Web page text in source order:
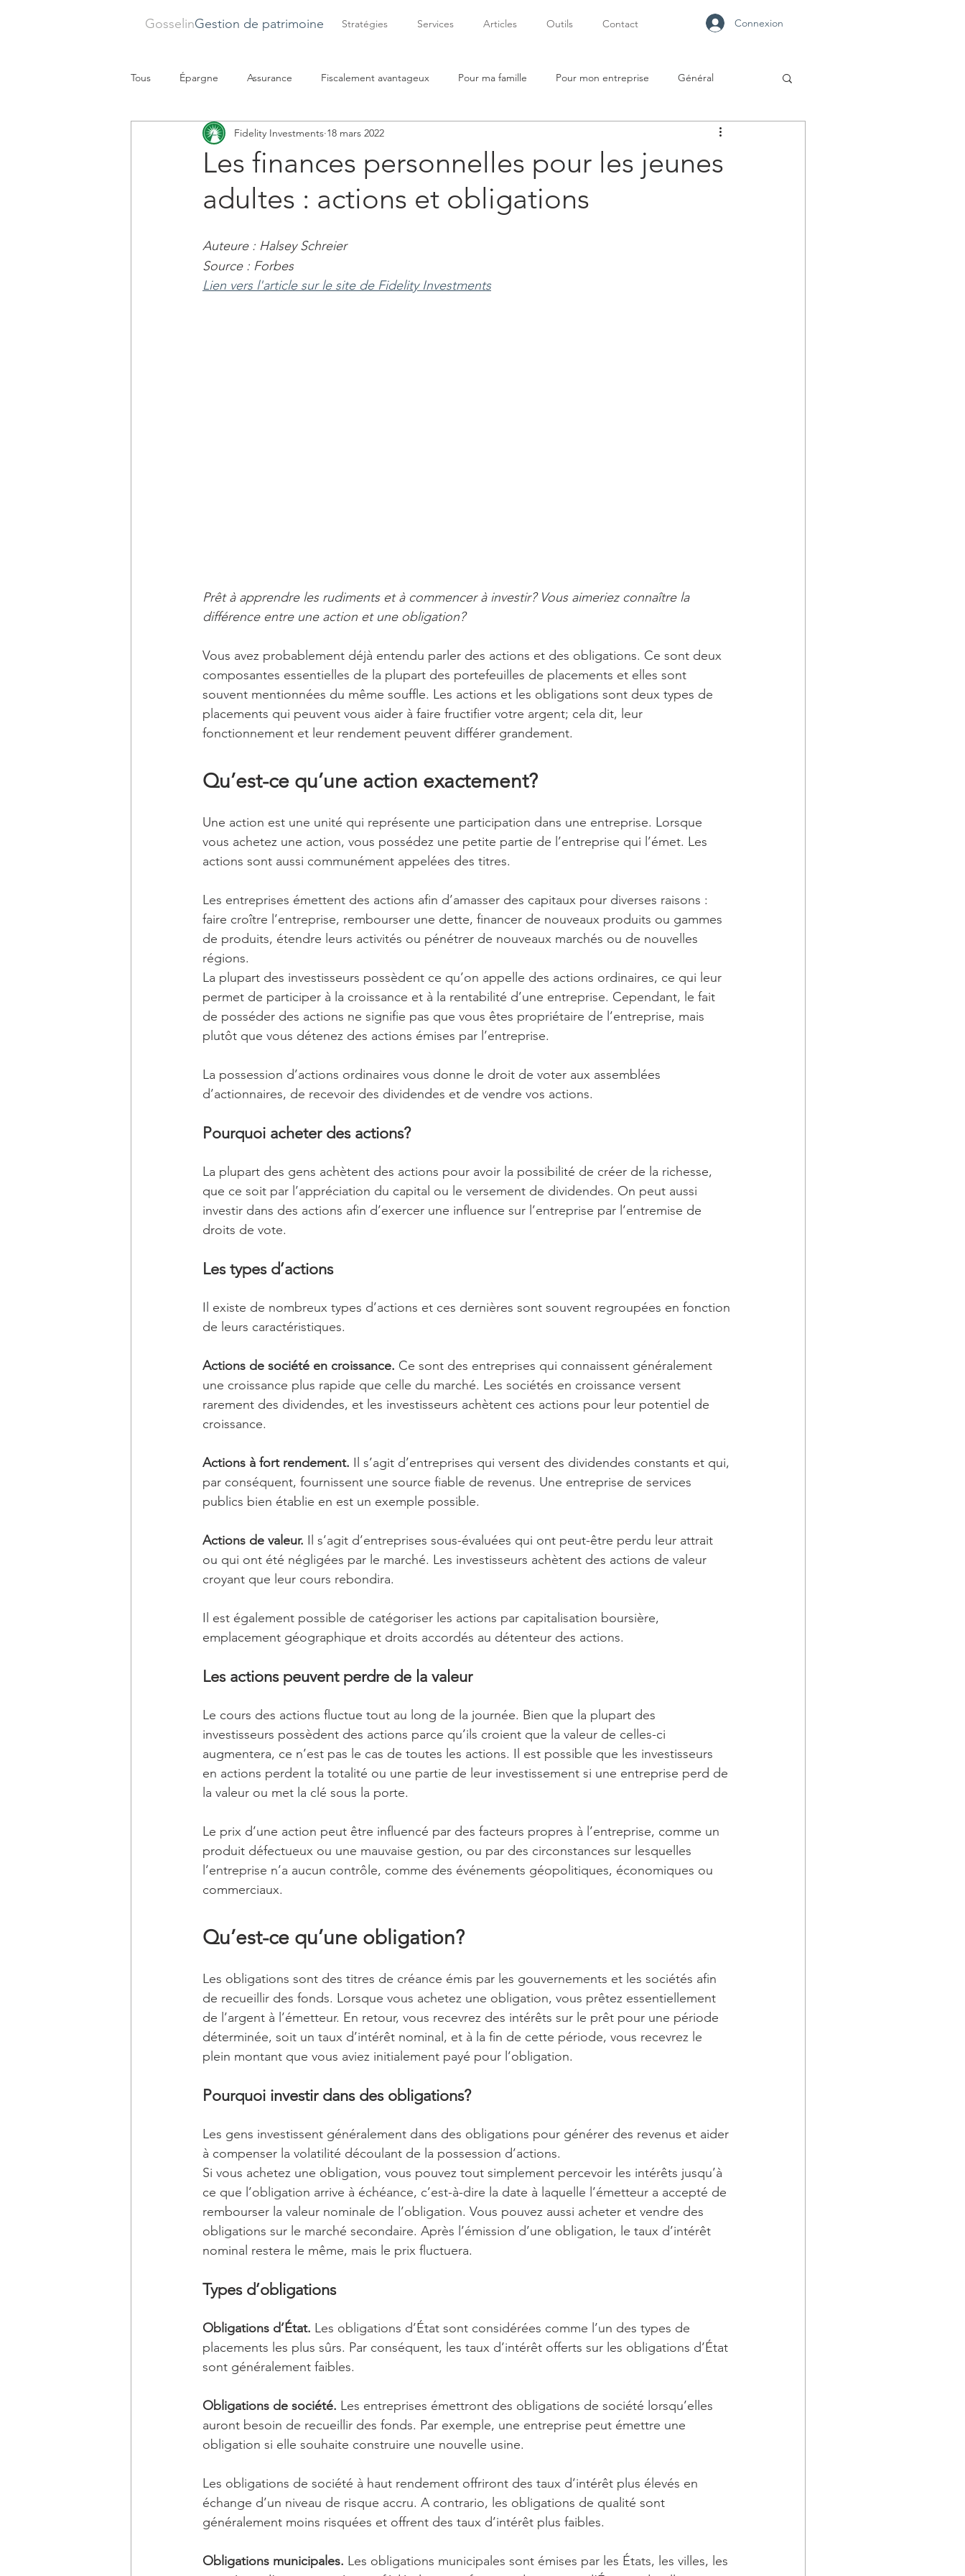
GosselinGestion de patrimoine Stratégies Services Articles Outils Contact Connexion
Tous Épargne Assurance Fiscalement avantageux Pour ma famille Pour mon entreprise Général
Les finances personnelles pour les jeunes
adultes : actions et obligations
Fidelity Investments 18 mars 2022
Auteure : Halsey Schreier
Source : Forbes
Lien vers l'article sur le site de Fidelity Investments
Prêt à apprendre les rudiments et à commencer à investir? Vous aimeriez connaître la
différence entre une action et une obligation?
Vous avez probablement déjà entendu parler des actions et des obligations. Ce sont deux
composantes essentielles de la plupart des portefeuilles de placements et elles sont
souvent mentionnées du même souffle. Les actions et les obligations sont deux types de
placements qui peuvent vous aider à faire fructifier votre argent; cela dit, leur
fonctionnement et leur rendement peuvent différer grandement.
Qu’est-ce qu’une action exactement?
Une action est une unité qui représente une participation dans une entreprise. Lorsque
vous achetez une action, vous possédez une petite partie de l’entreprise qui l’émet. Les
actions sont aussi communément appelées des titres.
Les entreprises émettent des actions afin d’amasser des capitaux pour diverses raisons :
faire croître l’entreprise, rembourser une dette, financer de nouveaux produits ou gammes
de produits, étendre leurs activités ou pénétrer de nouveaux marchés ou de nouvelles
régions.
La plupart des investisseurs possèdent ce qu’on appelle des actions ordinaires, ce qui leur
permet de participer à la croissance et à la rentabilité d’une entreprise. Cependant, le fait
de posséder des actions ne signifie pas que vous êtes propriétaire de l’entreprise, mais
plutôt que vous détenez des actions émises par l’entreprise.
La possession d’actions ordinaires vous donne le droit de voter aux assemblées
d’actionnaires, de recevoir des dividendes et de vendre vos actions.
Pourquoi acheter des actions?
La plupart des gens achètent des actions pour avoir la possibilité de créer de la richesse,
que ce soit par l’appréciation du capital ou le versement de dividendes. On peut aussi
investir dans des actions afin d’exercer une influence sur l’entreprise par l’entremise de
droits de vote.
Les types d’actions
Il existe de nombreux types d’actions et ces dernières sont souvent regroupées en fonction
de leurs caractéristiques.
Actions de société en croissance. Ce sont des entreprises qui connaissent généralement
une croissance plus rapide que celle du marché. Les sociétés en croissance versent
rarement des dividendes, et les investisseurs achètent ces actions pour leur potentiel de
croissance.
Actions à fort rendement. Il s’agit d’entreprises qui versent des dividendes constants et qui,
par conséquent, fournissent une source fiable de revenus. Une entreprise de services
publics bien établie en est un exemple possible.
Actions de valeur. Il s’agit d’entreprises sous-évaluées qui ont peut-être perdu leur attrait
ou qui ont été négligées par le marché. Les investisseurs achètent des actions de valeur
croyant que leur cours rebondira.
Il est également possible de catégoriser les actions par capitalisation boursière,
emplacement géographique et droits accordés au détenteur des actions.
Les actions peuvent perdre de la valeur
Le cours des actions fluctue tout au long de la journée. Bien que la plupart des
investisseurs possèdent des actions parce qu’ils croient que la valeur de celles-ci
augmentera, ce n’est pas le cas de toutes les actions. Il est possible que les investisseurs
en actions perdent la totalité ou une partie de leur investissement si une entreprise perd de
la valeur ou met la clé sous la porte.
Le prix d’une action peut être influencé par des facteurs propres à l’entreprise, comme un
produit défectueux ou une mauvaise gestion, ou par des circonstances sur lesquelles
l’entreprise n’a aucun contrôle, comme des événements géopolitiques, économiques ou
commerciaux.
Qu’est-ce qu’une obligation?
Les obligations sont des titres de créance émis par les gouvernements et les sociétés afin
de recueillir des fonds. Lorsque vous achetez une obligation, vous prêtez essentiellement
de l’argent à l’émetteur. En retour, vous recevrez des intérêts sur le prêt pour une période
déterminée, soit un taux d’intérêt nominal, et à la fin de cette période, vous recevrez le
plein montant que vous aviez initialement payé pour l’obligation.
Pourquoi investir dans des obligations?
Les gens investissent généralement dans des obligations pour générer des revenus et aider
à compenser la volatilité découlant de la possession d’actions.
Si vous achetez une obligation, vous pouvez tout simplement percevoir les intérêts jusqu’à
ce que l’obligation arrive à échéance, c’est-à-dire la date à laquelle l’émetteur a accepté de
rembourser la valeur nominale de l’obligation. Vous pouvez aussi acheter et vendre des
obligations sur le marché secondaire. Après l’émission d’une obligation, le taux d’intérêt
nominal restera le même, mais le prix fluctuera.
Types d’obligations
Obligations d’État. Les obligations d’État sont considérées comme l’un des types de
placements les plus sûrs. Par conséquent, les taux d’intérêt offerts sur les obligations d’État
sont généralement faibles.
Obligations de société. Les entreprises émettront des obligations de société lorsqu’elles
auront besoin de recueillir des fonds. Par exemple, une entreprise peut émettre une
obligation si elle souhaite construire une nouvelle usine.
Les obligations de société à haut rendement offriront des taux d’intérêt plus élevés en
échange d’un niveau de risque accru. A contrario, les obligations de qualité sont
généralement moins risquées et offrent des taux d’intérêt plus faibles.
Obligations municipales. Les obligations municipales sont émises par les États, les villes, les